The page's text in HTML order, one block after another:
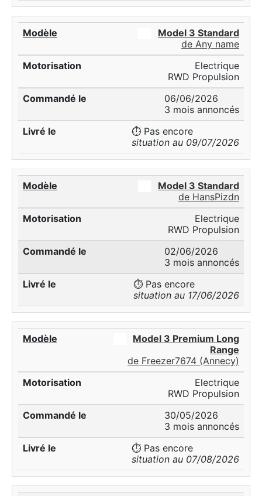
Model 3 Standard
de Any name
Electrique
RWD Propulsion
06/06/2026
3 mois annoncés
⏱️ Pas encore
situation au 09/07/2026
Model 3 Standard
de HansPizdn
Electrique
RWD Propulsion
02/06/2026
3 mois annoncés
⏱️ Pas encore
situation au 17/06/2026
Model 3 Premium Long
Range
de Freezer7674 (Annecy)
Electrique
RWD Propulsion
30/05/2026
3 mois annoncés
⏱️ Pas encore
situation au 07/08/2026